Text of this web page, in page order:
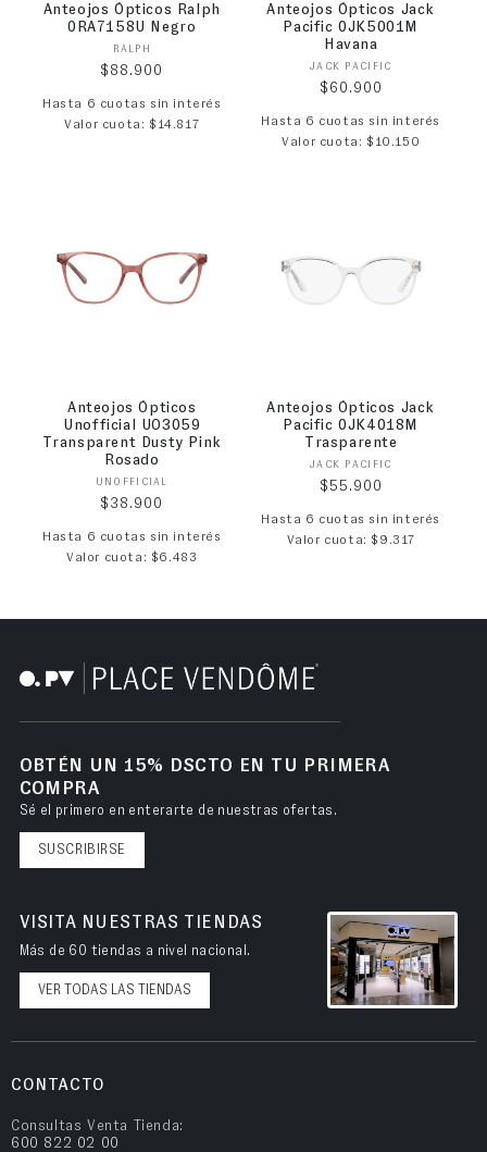
Anteojos Ópticos Ralph
0RA7158U Negro
Proveedor:
RALPH
Precio habitual
$88.900
Hasta 6 cuotas sin interés
Valor cuota: $14.817
Anteojos Ópticos Jack
Pacific 0JK5001M
Havana
Proveedor:
JACK PACIFIC
Precio habitual
$60.900
Hasta 6 cuotas sin interés
Valor cuota: $10.150
Anteojos Ópticos
Unofficial UO3059
Transparent Dusty Pink
Rosado
Proveedor:
UNOFFICIAL
Precio habitual
$38.900
Hasta 6 cuotas sin interés
Valor cuota: $6.483
Anteojos Ópticos Jack
Pacific 0JK4018M
Trasparente
Proveedor:
JACK PACIFIC
Precio habitual
$55.900
Hasta 6 cuotas sin interés
Valor cuota: $9.317
OBTÉN UN 15% DSCTO EN TU PRIMERA
COMPRA
Sé el primero en enterarte de nuestras ofertas.
SUSCRIBIRSE
VISITA NUESTRAS TIENDAS
Más de 60 tiendas a nivel nacional.
VER TODAS LAS TIENDAS
CONTACTO
Consultas Venta Tienda:
600 822 02 00